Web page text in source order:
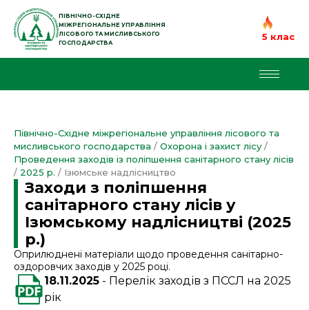
Перейти
вмісту
ПІВНІЧНО-СХІДНЕ
МІЖРЕГІОНАЛЬНЕ УПРАВЛІННЯ
ЛІСОВОГО ТА МИСЛИВСЬКОГО
ГОСПОДАРСТВА
5 клас
Північно-Східне міжрегіональне управління лісового та
мисливського господарства / Охорона і захист лісу/
Проведення заходів із поліпшення санітарного стану лісів
/ 2025 р. / Ізюмське надлісництво
Заходи з поліпшення
санітарного стану лісів у
Ізюмському надлісництві (2025
р.)
Оприлюднені матеріали щодо проведення санітарно-
оздоровчих заходів у 2025 році.
18.11.2025
Перелік заходів з ПССЛ на 2025
рік